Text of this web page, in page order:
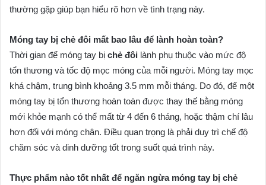
thường gặp giúp bạn hiểu rõ hơn về tình trạng này.
Móng tay bị chẻ đôi mất bao lâu để lành hoàn toàn?
Thời gian để móng tay bị chẻ đôi lành phụ thuộc vào mức độ
tổn thương và tốc độ mọc móng của mỗi người. Móng tay mọc
khá chậm, trung bình khoảng 3.5 mm mỗi tháng. Do đó, để một
móng tay bị tổn thương hoàn toàn được thay thế bằng móng
mới khỏe mạnh có thể mất từ 4 đến 6 tháng, hoặc thậm chí lâu
hơn đối với móng chân. Điều quan trọng là phải duy trì chế độ
chăm sóc và dinh dưỡng tốt trong suốt quá trình này.
Thực phẩm nào tốt nhất để ngăn ngừa móng tay bị chẻ